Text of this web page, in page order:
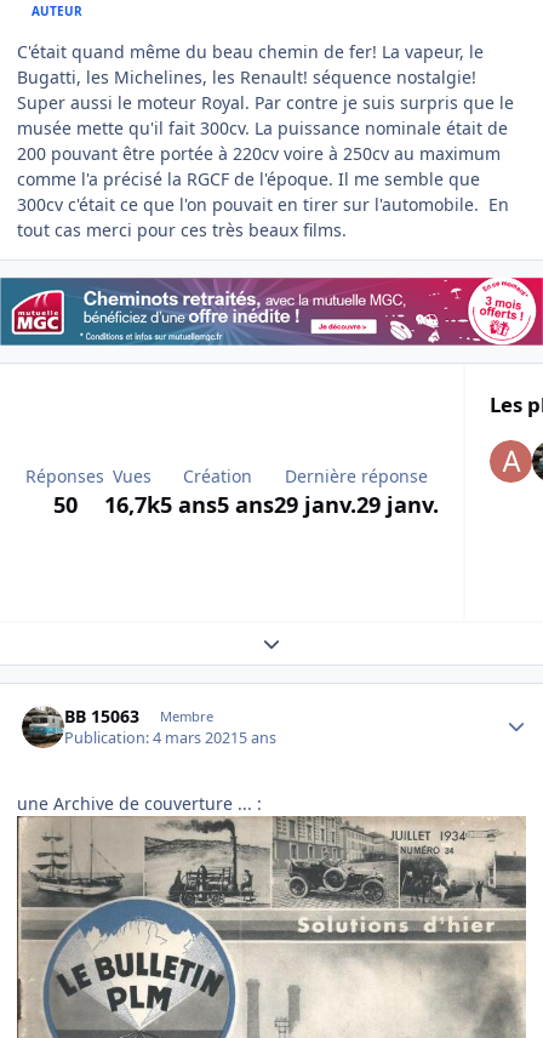
AUTEUR
C'était quand même du beau chemin de fer! La vapeur, le
Bugatti, les Michelines, les Renault! séquence nostalgie!
Super aussi le moteur Royal. Par contre je suis surpris que le
musée mette qu'il fait 300cv. La puissance nominale était de
200 pouvant être portée à 220cv voire à 250cv au maximum
comme l'a précisé la RGCF de l'époque. Il me semble que
300cv c'était ce que l'on pouvait en tirer sur l'automobile. En
tout cas merci pour ces très beaux films.
Réponses
50
Vues
16,7k
Création
5 ans5 ans
Dernière réponse
29 janv.29 janv.
Les
Expand topic overview
BB 15063 Membre
Publication:4 mars 20215 ans
une Archive de couverture ... :